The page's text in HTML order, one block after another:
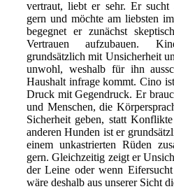
vertraut, liebt er sehr. Er
gern und möchte am liebsten
begegnet er zunächst
Vertrauen aufzubauen.
grundsätzlich mit Unsicherheit
unwohl, weshalb für ihn
Haushalt infrage kommt. Cino
Druck mit Gegendruck. Er
und Menschen, die
Sicherheit geben, statt
anderen Hunden ist er
einem unkastrierten Rüden
gern. Gleichzeitig zeigt er
der Leine oder wenn
wäre deshalb aus unserer Sicht